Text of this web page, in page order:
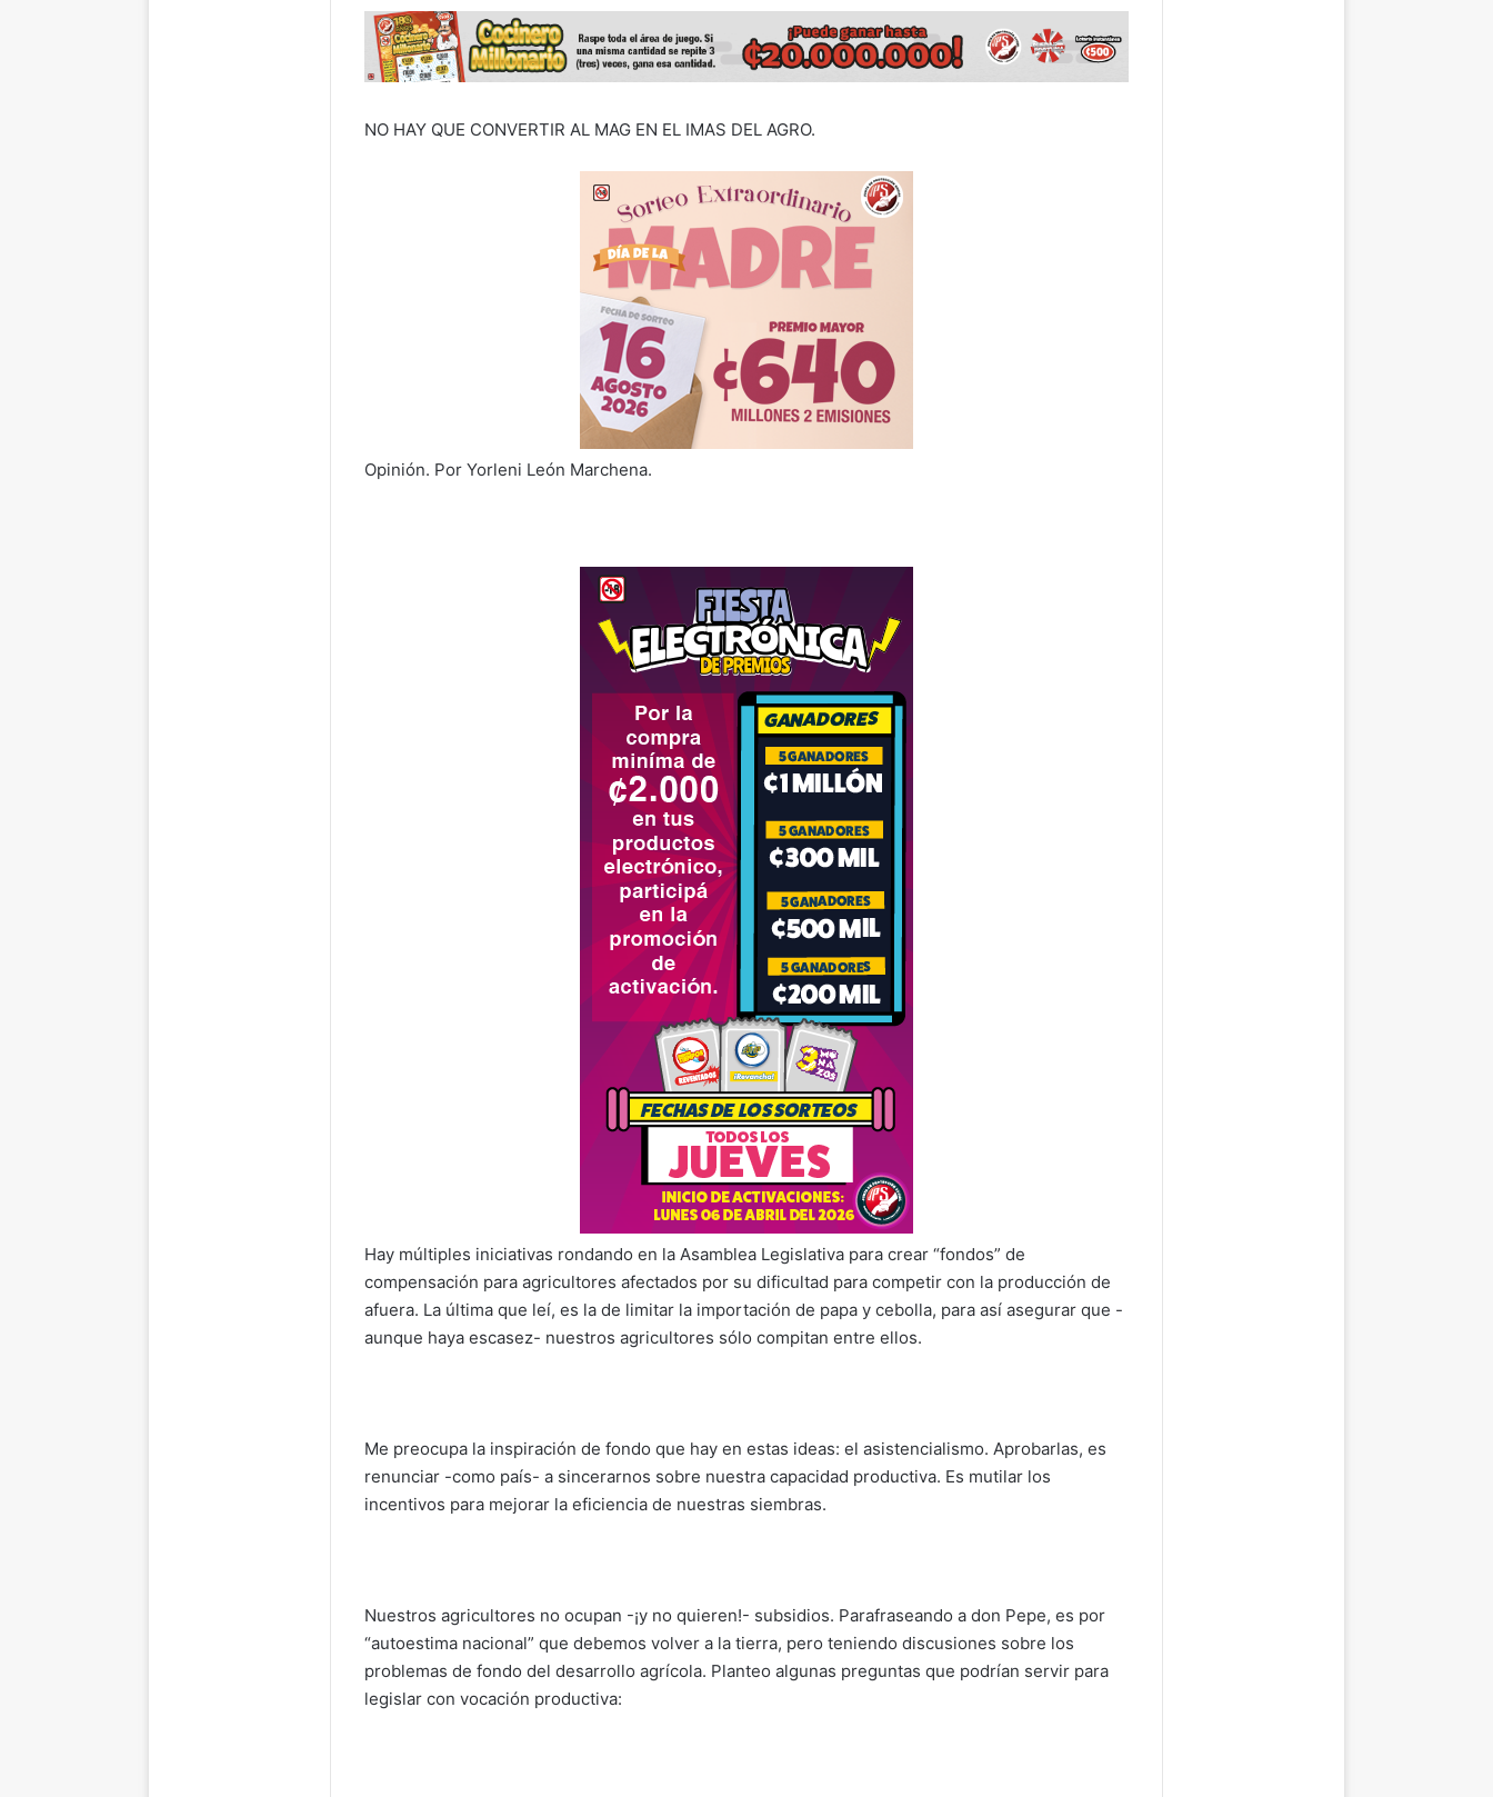
NO HAY QUE CONVERTIR AL MAG EN EL IMAS DEL AGRO.
Opinión. Por Yorleni León Marchena.
Hay múltiples iniciativas rondando en la Asamblea Legislativa para crear “fondos” de
compensación para agricultores afectados por su dificultad para competir con la producción de
afuera. La última que leí, es la de limitar la importación de papa y cebolla, para así asegurar que -
aunque haya escasez- nuestros agricultores sólo compitan entre ellos.
Me preocupa la inspiración de fondo que hay en estas ideas: el asistencialismo. Aprobarlas, es
renunciar -como país- a sincerarnos sobre nuestra capacidad productiva. Es mutilar los
incentivos para mejorar la eficiencia de nuestras siembras.
Nuestros agricultores no ocupan -¡y no quieren!- subsidios. Parafraseando a don Pepe, es por
“autoestima nacional” que debemos volver a la tierra, pero teniendo discusiones sobre los
problemas de fondo del desarrollo agrícola. Planteo algunas preguntas que podrían servir para
legislar con vocación productiva: